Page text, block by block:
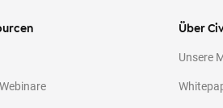
Über
Unsere